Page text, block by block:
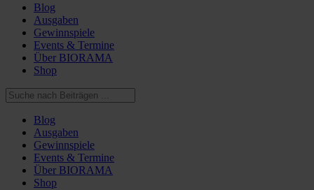
Blog
Ausgaben
Gewinnspiele
Events & Termine
Über BIORAMA
Shop
Blog
Ausgaben
Gewinnspiele
Events & Termine
Über BIORAMA
Shop